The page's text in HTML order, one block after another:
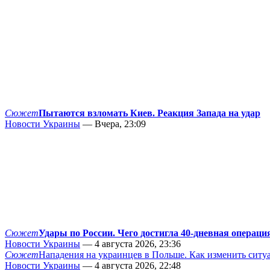
СюжетПытаются взломать Киев. Реакция Запада на удар
Новости Украины — Вчера, 23:09
СюжетУдары по России. Чего достигла 40-дневная
Новости Украины — 4 августа 2026, 23:36
СюжетНападения на украинцев в Польше. Как изменить
Новости Украины — 4 августа 2026, 22:48